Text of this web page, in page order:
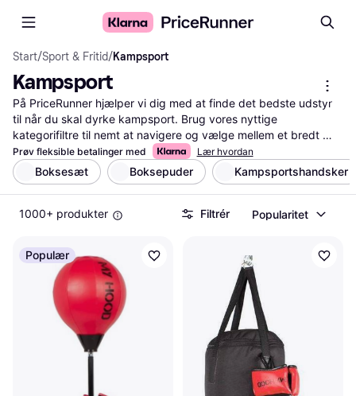
Start/Sport & Fritid/Kampsport
Kampsport
På PriceRunner hjælper vi dig med at finde det bedste udstyr
til når du skal dyrke kampsport. Brug vores nyttige
kategorifiltre til nemt at navigere og vælge mellem et bredt
udvalg af produkter. Du kan sammenligne priser på tværs af
mange forhandlere og læse brugeranmeldelser for at træffe
den rigtige beslutning. Vores service gør det enkelt at finde
præcis det, du leder efter, uanset om det er boksehandsker,
træningsmåtter eller beskyttelsesudstyr. Lad os hjælpe dig
Prøv fleksible betalinger med Lær hvordan
Boksesæt Boksepuder Kampsportshandsker
1000+ produkter Filtrér Popularitet
Populær